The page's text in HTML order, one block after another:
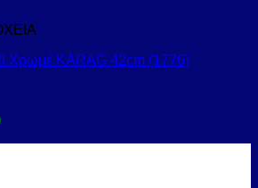
Χρωμέ KARAG 42cm (1776)